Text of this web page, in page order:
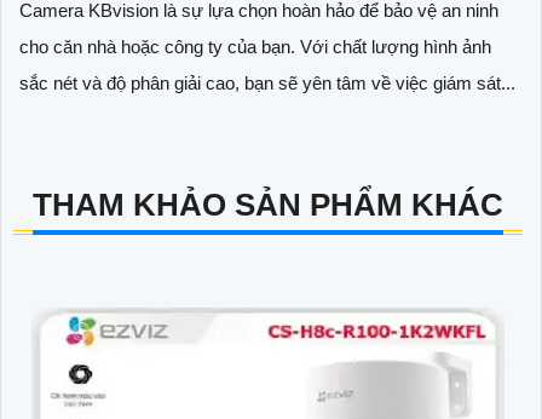
Camera KBvision là sự lựa chọn hoàn hảo để bảo vệ an ninh
cho căn nhà hoặc công ty của bạn. Với chất lượng hình ảnh
sắc nét và độ phân giải cao, bạn sẽ yên tâm về việc giám sát...
THAM KHẢO SẢN PHẨM KHÁC